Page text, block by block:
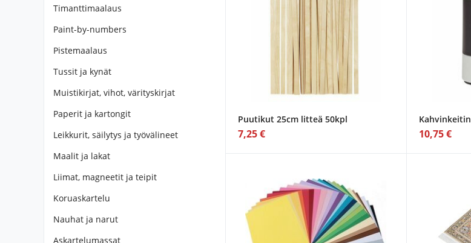
Timanttimaalaus
Paint-by-numbers
Pistemaalaus
Tussit ja kynät
Muistikirjat, vihot, värityskirjat
Paperit ja kartongit
Leikkurit, säilytys ja työvälineet
Maalit ja lakat
Liimat, magneetit ja teipit
Koruaskartelu
Nauhat ja narut
Askartelumassat
Puutikut 25cm litteä 50kpl
7,25 €
Kahvinkeitin
10,75 €